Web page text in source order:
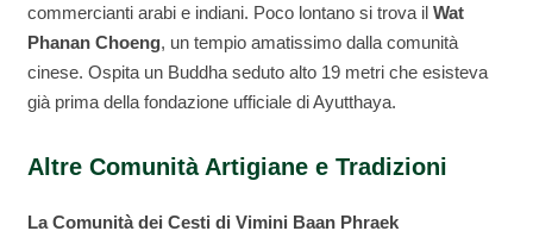
commercianti arabi e indiani. Poco lontano si trova il Wat
Phanan Choeng, un tempio amatissimo dalla comunità
cinese. Ospita un Buddha seduto alto 19 metri che esisteva
già prima della fondazione ufficiale di Ayutthaya.
Altre Comunità Artigiane e Tradizioni
La Comunità dei Cesti di Vimini Baan Phraek